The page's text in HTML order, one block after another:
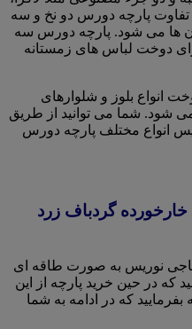
تفاوت پارچه دورس دو نخ و سه
آن ها می شود. پارچه دورس سه
دوخت لباس های زمستانه
انواع بلوز و شلوارهای
شود. شما می توانید از طریق
انواع مختلف پارچه دورس
گردباف زرد
نوریس به صورت طاقه ای
که در حین خرید پارچه از این
که در ادامه به شما